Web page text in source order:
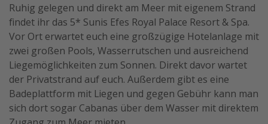
Ruhig gelegen und direkt am Meer mit eigenem Strand
findet ihr das 5* Sunis Efes Royal Palace Resort & Spa.
Vor Ort erwartet euch eine großzügige Hotelanlage mit
zwei großen Pools, Wasserrutschen und ausreichend
Liegemöglichkeiten zum Sonnen. Direkt davor wartet
der Privatstrand auf euch. Außerdem gibt es eine
Badeplattform mit Liegen und gegen Gebühr kann man
sich dort sogar Cabanas über dem Wasser mit direktem